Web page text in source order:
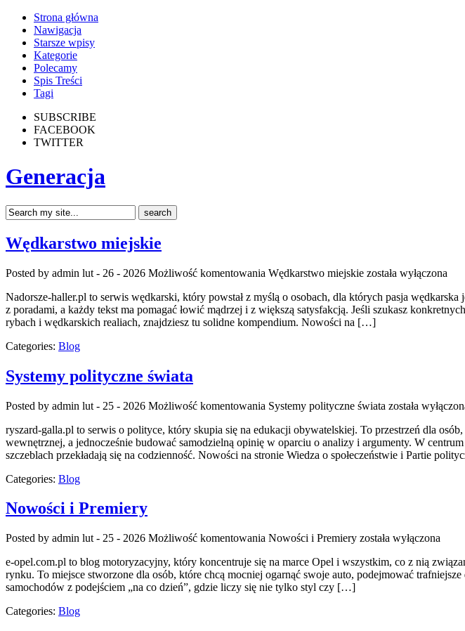
Strona główna
Nawigacja
Starsze wpisy
Kategorie
Polecamy
Spis Treści
Tagi
SUBSCRIBE
FACEBOOK
TWITTER
Generacja
Wędkarstwo miejskie
Posted by admin lut - 26 - 2026 Możliwość komentowania Wędkarstwo miejskie została wyłączona
Nadorsze-haller.pl to serwis wędkarski, który powstał z myślą o osobach, dla których pasja
z poradami, a każdy tekst ma pomagać łowić mądrzej i z większą satysfakcją. Jeśli szukasz
rybach i wędkarskich realiach, znajdziesz tu solidne kompendium. Nowości na […]
Categories: Blog
Systemy polityczne świata
Posted by admin lut - 25 - 2026 Możliwość komentowania Systemy polityczne świata została
ryszard-galla.pl to serwis o polityce, który skupia się na edukacji obywatelskiej. To przestrzeń dla
wewnętrznej, a jednocześnie budować samodzielną opinię w oparciu o analizy i argumenty. W
szczeblach przekładają się na codzienność. Nowości na stronie Wiedza o społeczeństwie i Partie
Categories: Blog
Nowości i Premiery
Posted by admin lut - 25 - 2026 Możliwość komentowania Nowości i Premiery została wyłączona
e-opel.com.pl to blog motoryzacyjny, który koncentruje się na marce Opel i wszystkim, co z nią
rynku. To miejsce stworzone dla osób, które chcą mocniej ogarnąć swoje auto, podejmować
samochodów z podejściem „na co dzień”, gdzie liczy się nie tylko styl czy […]
Categories: Blog